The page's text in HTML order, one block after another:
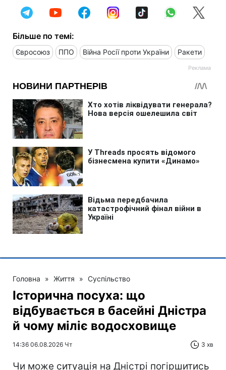
Більше по темі:
Євросоюз ППО Війна Росії проти України Ракети
Головна » Життя » Суспільство
Історична посуха: що
відбувається в басейні Дністра
й чому міліє водосховище
14:36 06.08.2026 Чт 3 хв
Чи може ситуація на Дністрі погіршитись